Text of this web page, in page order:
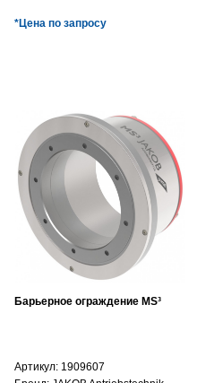
*Цена по запросу
Барьерное ограждение MS³
Артикул: 1909607